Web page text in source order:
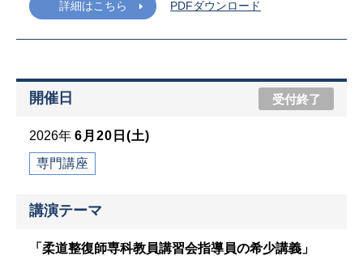
PDFダウンロード
詳細はこちら
開催日 受付終了
2026年 6月20日(土)
専門講座
講演テーマ
「柔道整復師専科教員講習会指導員の希少講義」